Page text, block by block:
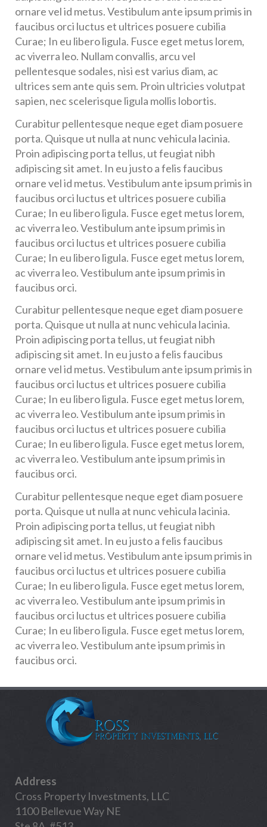
ornare vel id metus. Vestibulum ante ipsum primis in
faucibus orci luctus et ultrices posuere cubilia
Curae; In eu libero ligula. Fusce eget metus lorem,
ac viverra leo. Nullam convallis, arcu vel
pellentesque sodales, nisi est varius diam, ac
ultrices sem ante quis sem. Proin ultricies volutpat
sapien, nec scelerisque ligula mollis lobortis.
Curabitur pellentesque neque eget diam posuere
porta. Quisque ut nulla at nunc vehicula lacinia.
Proin adipiscing porta tellus, ut feugiat nibh
adipiscing sit amet. In eu justo a felis faucibus
ornare vel id metus. Vestibulum ante ipsum primis in
faucibus orci luctus et ultrices posuere cubilia
Curae; In eu libero ligula. Fusce eget metus lorem,
ac viverra leo. Vestibulum ante ipsum primis in
faucibus orci luctus et ultrices posuere cubilia
Curae; In eu libero ligula. Fusce eget metus lorem,
ac viverra leo. Vestibulum ante ipsum primis in
faucibus orci.
Curabitur pellentesque neque eget diam posuere
porta. Quisque ut nulla at nunc vehicula lacinia.
Proin adipiscing porta tellus, ut feugiat nibh
adipiscing sit amet. In eu justo a felis faucibus
ornare vel id metus. Vestibulum ante ipsum primis in
faucibus orci luctus et ultrices posuere cubilia
Curae; In eu libero ligula. Fusce eget metus lorem,
ac viverra leo. Vestibulum ante ipsum primis in
faucibus orci luctus et ultrices posuere cubilia
Curae; In eu libero ligula. Fusce eget metus lorem,
ac viverra leo. Vestibulum ante ipsum primis in
faucibus orci.
Curabitur pellentesque neque eget diam posuere
porta. Quisque ut nulla at nunc vehicula lacinia.
Proin adipiscing porta tellus, ut feugiat nibh
adipiscing sit amet. In eu justo a felis faucibus
ornare vel id metus. Vestibulum ante ipsum primis in
faucibus orci luctus et ultrices posuere cubilia
Curae; In eu libero ligula. Fusce eget metus lorem,
ac viverra leo. Vestibulum ante ipsum primis in
faucibus orci luctus et ultrices posuere cubilia
Curae; In eu libero ligula. Fusce eget metus lorem,
ac viverra leo. Vestibulum ante ipsum primis in
faucibus orci.
Address
Cross Property Investments, LLC
1100 Bellevue Way NE